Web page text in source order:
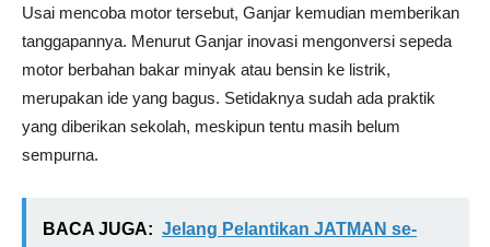
Usai mencoba motor tersebut, Ganjar kemudian memberikan
tanggapannya. Menurut Ganjar inovasi mengonversi sepeda
motor berbahan bakar minyak atau bensin ke listrik,
merupakan ide yang bagus. Setidaknya sudah ada praktik
yang diberikan sekolah, meskipun tentu masih belum
sempurna.
BACA JUGA: Jelang Pelantikan JATMAN se-